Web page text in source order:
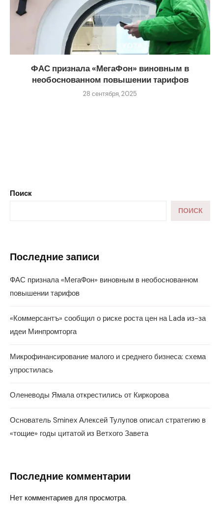
ФАС признала «МегаФон» виновным в
необоснованном повышении тарифов
28 сентября, 2025
Поиск
ПОИСК
Последние записи
ФАС признала «МегаФон» виновным в необоснованном
повышении тарифов
«Коммерсантъ» сообщил о риске роста цен на Lada из-за
идеи Минпромторга
Микрофинансирование малого и среднего бизнеса: схема
упростилась
Оленеводы Ямала открестились от Киркорова
Основатель Sminex Алексей Тулупов описал стратегию в
«тощие» годы цитатой из Ветхого Завета
Последние комментарии
Нет комментариев для просмотра.